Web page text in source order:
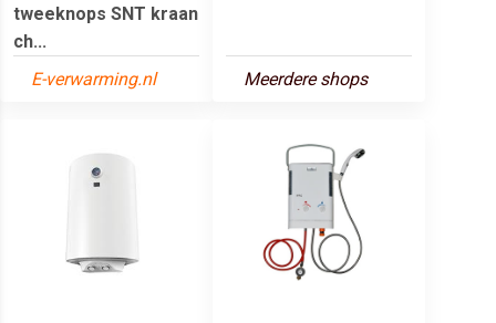
tweeknops SNT kraan
ch...
E-verwarming.nl
Meerdere shops